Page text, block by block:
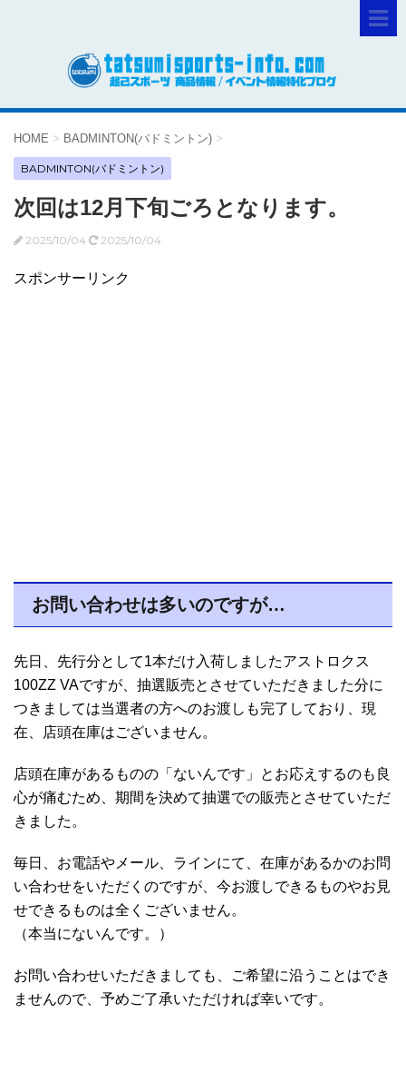
HOME > BADMINTON(バドミントン) >
BADMINTON(バドミントン)
次回は12月下旬ごろとなります。
2025/10/04 2025/10/04
スポンサーリンク
お問い合わせは多いのですが…
先日、先行分として1本だけ入荷しましたアストロクス
100ZZ VAですが、抽選販売とさせていただきました分に
つきましては当選者の方へのお渡しも完了しており、現
在、店頭在庫はございません。
店頭在庫があるものの「ないんです」とお応えするのも良
心が痛むため、期間を決めて抽選での販売とさせていただ
きました。
毎日、お電話やメール、ラインにて、在庫があるかのお問
い合わせをいただくのですが、今お渡しできるものやお見
せできるものは全くございません。
（本当にないんです。）
お問い合わせいただきましても、ご希望に沿うことはでき
ませんので、予めご了承いただければ幸いです。